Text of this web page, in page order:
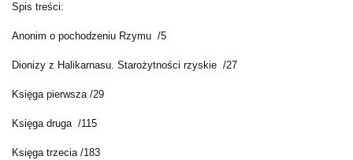
Spis treści:
Anonim o pochodzeniu Rzymu /5
Dionizy z Halikarnasu. Starożytności rzyskie /27
Księga pierwsza /29
Księga druga /115
Księga trzecia /183